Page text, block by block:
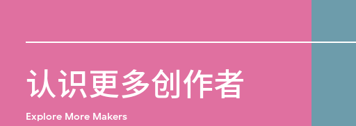
认识更多创作者
Explore More Makers